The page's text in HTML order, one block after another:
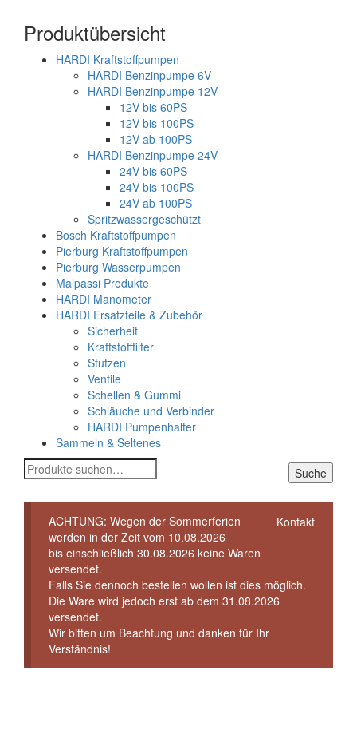
Produktübersicht
HARDI Kraftstoffpumpen
HARDI Benzinpumpe 6V
HARDI Benzinpumpe 12V
12V bis 60PS
12V bis 100PS
12V ab 100PS
HARDI Benzinpumpe 24V
24V bis 60PS
24V bis 100PS
24V ab 100PS
Spritzwassergeschützt
Bosch Kraftstoffpumpen
Pierburg Kraftstoffpumpen
Pierburg Wasserpumpen
Malpassi Produkte
HARDI Manometer
HARDI Ersatzteile & Zubehör
Sicherheit
Kraftstofffilter
Stutzen
Ventile
Schellen & Gummi
Schläuche und Verbinder
HARDI Pumpenhalter
Sammeln & Seltenes
Suche
nach:
Suche
Kontakt
ACHTUNG: Wegen der Sommerferien
werden in der Zeit vom 10.08.2026
bis einschließlich 30.08.2026 keine Waren
versendet.
Falls Sie dennoch bestellen wollen ist dies möglich.
Die Ware wird jedoch erst ab dem 31.08.2026
versendet.
Wir bitten um Beachtung und danken für Ihr
Verständnis!